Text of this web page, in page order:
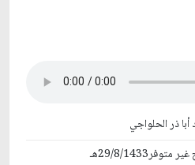
أبا ذر الحلواجي
متوفر29/8/1433هـ